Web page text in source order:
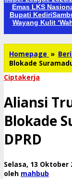
Emas LKS
Bupati Kediri
Wayang Kulit
Homepage »
Blokade
Ciptakerja
Aliansi
Blokade
DPRD
Selasa, 13 Oktober
oleh mahbub